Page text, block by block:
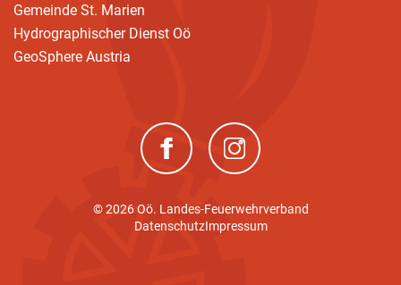
Gemeinde St. Marien
Hydrographischer Dienst Oö
GeoSphere Austria
(neues Fenster)(neues Fenster)
© 2026 Oö. Landes-Feuerwehrverband
DatenschutzImpressum